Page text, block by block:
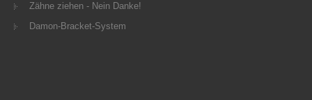
Zähne ziehen - Nein Danke!
Damon-Bracket-System